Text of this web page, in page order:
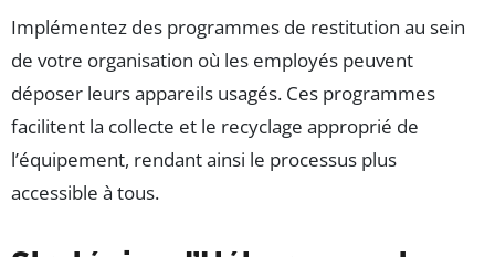
Implémentez des programmes de restitution au sein
de votre organisation où les employés peuvent
déposer leurs appareils usagés. Ces programmes
facilitent la collecte et le recyclage approprié de
l’équipement, rendant ainsi le processus plus
accessible à tous.